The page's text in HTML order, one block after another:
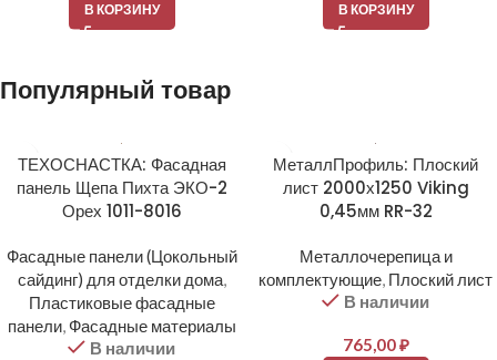
В КОРЗИНУ В КОРЗИНУ
Популярный товар
ТЕХОСНАСТКА: Фасадная
панель Щепа Пихта ЭКО-2
Орех 1011-8016
Фасадные панели (Цокольный
сайдинг) для отделки дома,
Пластиковые фасадные
панели, Фасадные материалы
В наличии
МеталлПрофиль: Плоский
лист 2000х1250 Viking
0,45мм RR-32
Металлочерепица и
комплектующие, Плоский лист
В наличии
765,00₽